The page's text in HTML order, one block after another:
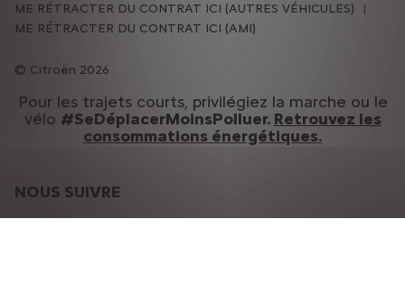
NOUS SUIVRE
Citroën 2026
ME RÉTRACTER DU CONTRAT ICI (AUTRES VÉHICULES)
ME RÉTRACTER DU CONTRAT ICI (AMI)
Pour les trajets courts, privilégiez la marche ou le
vélo #SeDéplacerMoinsPolluer. Retrouvez les
consommations énergétiques.